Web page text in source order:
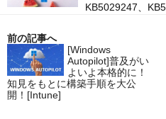
KB5029247、
前の記事へ
[Windows
Autopilot]普及がい
よいよ本格的に！
知見をもとに構築手順を大公
開！[Intune]